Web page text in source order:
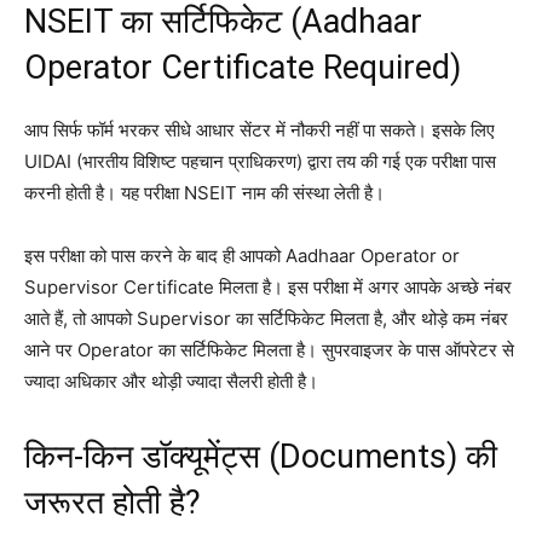
NSEIT का सर्टिफिकेट (Aadhaar
Operator Certificate Required)
आप सिर्फ फॉर्म भरकर सीधे आधार सेंटर में नौकरी नहीं पा सकते। इसके लिए
UIDAI (भारतीय विशिष्ट पहचान प्राधिकरण) द्वारा तय की गई एक परीक्षा पास
करनी होती है। यह परीक्षा NSEIT नाम की संस्था लेती है।
इस परीक्षा को पास करने के बाद ही आपको Aadhaar Operator or
Supervisor Certificate मिलता है। इस परीक्षा में अगर आपके अच्छे नंबर
आते हैं, तो आपको Supervisor का सर्टिफिकेट मिलता है, और थोड़े कम नंबर
आने पर Operator का सर्टिफिकेट मिलता है। सुपरवाइजर के पास ऑपरेटर से
ज्यादा अधिकार और थोड़ी ज्यादा सैलरी होती है।
किन-किन डॉक्यूमेंट्स (Documents) की
जरूरत होती है?